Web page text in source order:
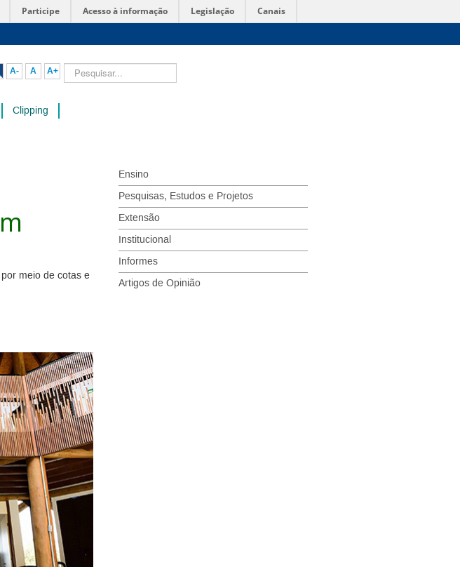
Participe Acesso à informação Legislação Canais
A- A A+ Pesquisar...
Clipping
meio de cotas e
Ensino
Pesquisas, Estudos e Projetos
Extensão
Institucional
Informes
Artigos de Opinião